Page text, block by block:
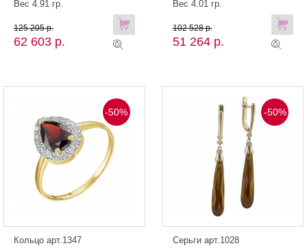
Вес 4.91 гр.
62 603 р.
125 205 р.
Вес 4.01 гр.
51 264 р.
102 528 р.
-50%
Кольцо арт.1347
-50%
Серьги арт.1028